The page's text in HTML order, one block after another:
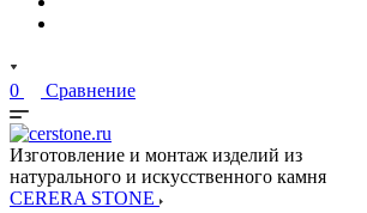
0 Сравнение
Изготовление и монтаж изделий из
натурального и искусственного камня
CERERA STONE